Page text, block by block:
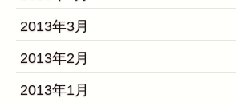
2013年3月
2013年2月
2013年1月